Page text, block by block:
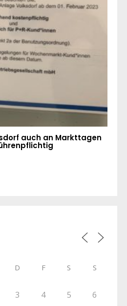
auch an Markttagen
D F S S
3 4 5 6